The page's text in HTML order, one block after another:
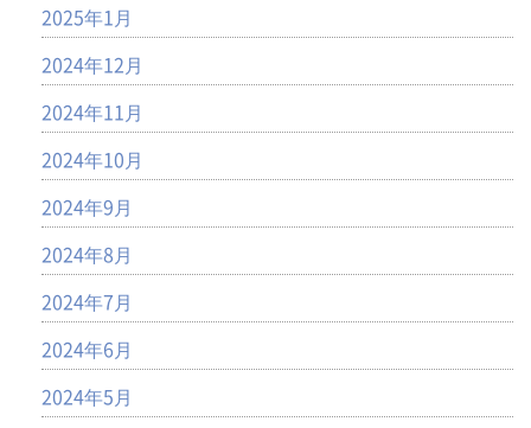
2025年1月
2024年12月
2024年11月
2024年10月
2024年9月
2024年8月
2024年7月
2024年6月
2024年5月